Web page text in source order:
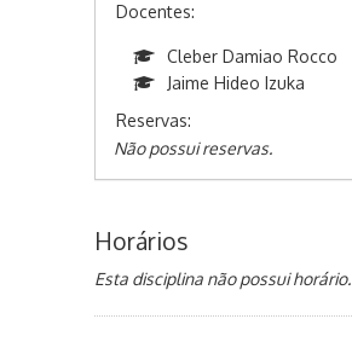
Docentes:
Cleber Damiao Rocco
Jaime Hideo Izuka
Reservas:
Não possui reservas.
Horários
Esta disciplina não possui horário.